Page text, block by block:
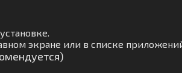
экране или в списке